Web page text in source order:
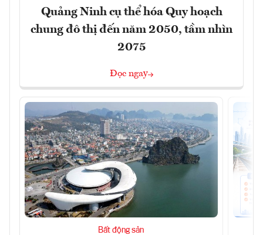
Quảng Ninh cụ thể hóa Quy hoạch
chung đô thị đến năm 2050, tầm nhìn
2075
Đọc ngay
Bất động sản